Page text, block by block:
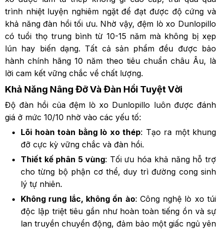
trình nhiệt luyện nghiêm ngặt để đạt được độ cứng và
khả năng đàn hồi tối ưu. Nhờ vậy, đệm lò xo Dunlopillo
có tuổi thọ trung bình từ 10-15 năm mà không bị xẹp
lún hay biến dạng. Tất cả sản phẩm đều được bảo
hành chính hãng 10 năm theo tiêu chuẩn châu Âu, là
lời cam kết vững chắc về chất lượng.
Khả Năng Nâng Đỡ Và Đàn Hồi Tuyệt Vời
Độ đàn hồi của đệm lò xo Dunlopillo luôn được đánh
giá ở mức 10/10 nhờ vào các yếu tố:
Lõi hoàn toàn bằng lò xo thép: Tạo ra một khung
đỡ cực kỳ vững chắc và đàn hồi.
Thiết kế phân 5 vùng: Tối ưu hóa khả năng hỗ trợ
cho từng bộ phận cơ thể, duy trì đường cong sinh
lý tự nhiên.
Không rung lắc, không ồn ào: Công nghệ lò xo túi
độc lập triệt tiêu gần như hoàn toàn tiếng ồn và sự
lan truyền chuyển động, đảm bảo một giấc ngủ yên